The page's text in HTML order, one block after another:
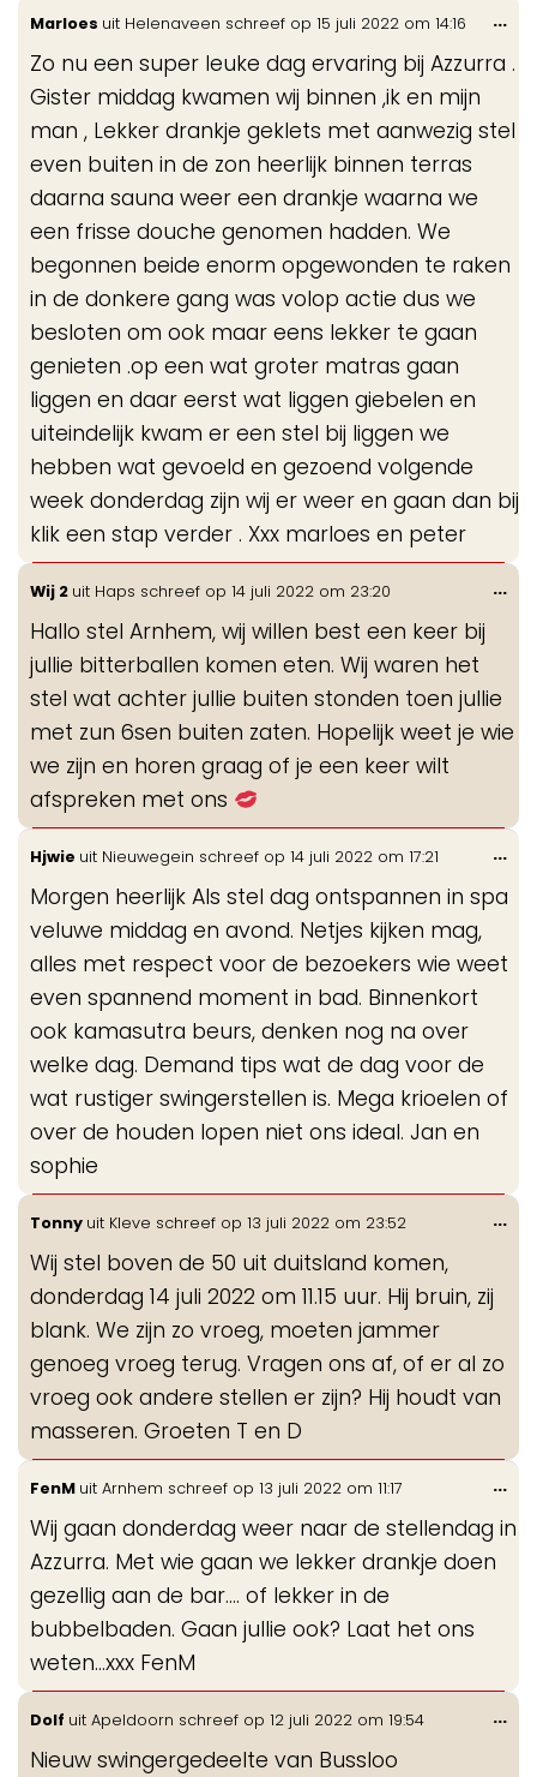
Marloes uit Helenaveen schreef op 15 juli 2022 om 14:16
Zo nu een super leuke dag ervaring bij Azzurra .
Gister middag kwamen wij binnen ,ik en mijn
man , Lekker drankje geklets met aanwezig stel
even buiten in de zon heerlijk binnen terras
daarna sauna weer een drankje waarna we
een frisse douche genomen hadden. We
begonnen beide enorm opgewonden te raken
in de donkere gang was volop actie dus we
besloten om ook maar eens lekker te gaan
genieten .op een wat groter matras gaan
liggen en daar eerst wat liggen giebelen en
uiteindelijk kwam er een stel bij liggen we
hebben wat gevoeld en gezoend volgende
week donderdag zijn wij er weer en gaan dan bij
klik een stap verder . Xxx marloes en peter
...
Wij 2 uit Haps schreef op 14 juli 2022 om 23:20
Hallo stel Arnhem, wij willen best een keer bij
jullie bitterballen komen eten. Wij waren het
stel wat achter jullie buiten stonden toen jullie
met zun 6sen buiten zaten. Hopelijk weet je wie
we zijn en horen graag of je een keer wilt
afspreken met ons
...
Hjwie uit Nieuwegein schreef op 14 juli 2022 om 17:21
Morgen heerlijk Als stel dag ontspannen in spa
veluwe middag en avond. Netjes kijken mag,
alles met respect voor de bezoekers wie weet
even spannend moment in bad. Binnenkort
ook kamasutra beurs, denken nog na over
welke dag. Demand tips wat de dag voor de
wat rustiger swingerstellen is. Mega krioelen of
over de houden lopen niet ons ideal. Jan en
sophie
...
Tonny uit Kleve schreef op 13 juli 2022 om 23:52
Wij stel boven de 50 uit duitsland komen,
donderdag 14 juli 2022 om 11.15 uur. Hij bruin, zij
blank. We zijn zo vroeg, moeten jammer
genoeg vroeg terug. Vragen ons af, of er al zo
vroeg ook andere stellen er zijn? Hij houdt van
masseren. Groeten T en D
...
FenM uit Arnhem schreef op 13 juli 2022 om 11:17
Wij gaan donderdag weer naar de stellendag in
Azzurra. Met wie gaan we lekker drankje doen
gezellig aan de bar.... of lekker in de
bubbelbaden. Gaan jullie ook? Laat het ons
weten...xxx FenM
...
Dolf uit Apeldoorn schreef op 12 juli 2022 om 19:54
Nieuw swingergedeelte van Bussloo
...